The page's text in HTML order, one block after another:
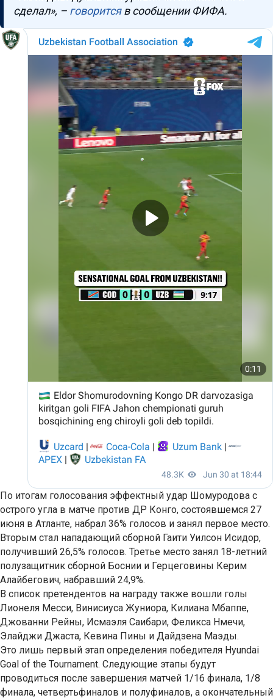
сделал», – говоритсяв сообщении ФИФА.
По итогам голосования эффектный удар Шомуродова с
острого угла в матче против ДР Конго, состоявшемся 27
июня в Атланте, набрал 36% голосов и занял первое место.
Вторым стал нападающий сборной Гаити Уилсон Исидор,
получивший 26,5% голосов. Третье место занял 18-летний
полузащитник сборной Боснии и Герцеговины Керим
Алайбегович, набравший 24,9%.
В список претендентов на награду также вошли голы
Лионеля Месси, Винисиуса Жуниора, Килиана Мбаппе,
Джованни Рейны, Исмаэля Саибари, Феликса Нмечи,
Элайджи Джаста, Кевина Пины и Дайдзена Маэды.
Это лишь первый этап определения победителя Hyundai
Goal of the Tournament. Следующие этапы будут
проводиться после завершения матчей 1/16 финала, 1/8
финала, четвертьфиналов и полуфиналов, а окончательный